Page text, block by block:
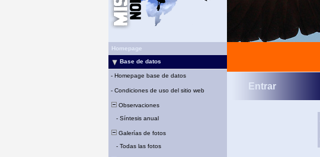
Homepage
Base de datos
- Homepage base de datos
- Condiciones de uso del sitio web
Observaciones
- Síntesis anual
Galerías de fotos
- Todas las fotos
Entrar